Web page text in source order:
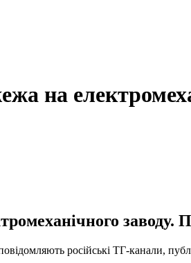
на
заводу.
російські ТГ-канали,